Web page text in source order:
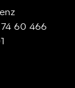
60 466